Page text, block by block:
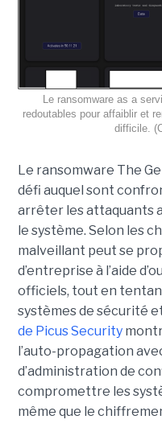
Le ransomware as a
redoutables pour affaiblir et
difficile.
Le ransomware The
défi auquel sont
arrêter les attaquants
le système. Selon les
malveillant peut se
d’entreprise à l’aide
officiels, tout en
systèmes de sécurité
de Picus Security
l’auto-propagation
d’administration de
compromettre les
même que le